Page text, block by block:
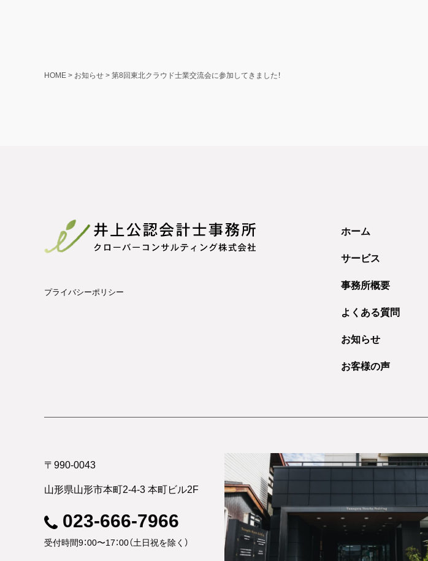
HOME > お知らせ > 第8回東北クラウド士業交流会に参加してきました！
プライバシーポリシー
ホーム
サービス
事務所概要
よくある質問
お知らせ
お客様の声
〒990-0043
山形県山形市本町2-4-3 本町ビル2F
023-666-7966
受付時間9：00〜17：00（土日祝を除く）